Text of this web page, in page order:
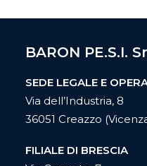
BARON PE.S.I.
SEDE LEGALE E
Via dell’Industria, 8
36051 Creazzo
FILIALE DI BRESCIA